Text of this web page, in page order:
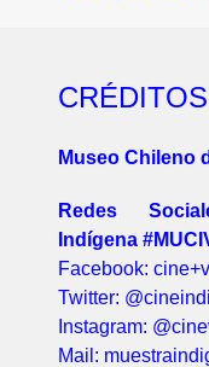
CRÉDITOS
Museo Chileno
Redes
Indígena
Facebook:
Twitter:
Instagram:
Mail: